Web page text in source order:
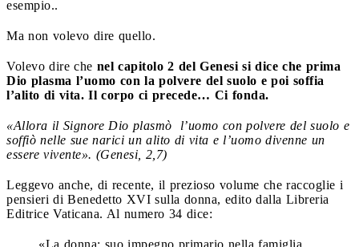
esempio..
Ma non volevo dire quello.
Volevo dire che nel capitolo 2 del Genesi si dice che prima
Dio plasma l’uomo con la polvere del suolo e poi soffia
l’alito di vita. Il corpo ci precede… Ci fonda.
«Allora il Signore Dio plasmò l’uomo con polvere del suolo e
soffiò nelle sue narici un alito di vita e l’uomo divenne un
essere vivente». (Genesi, 2,7)
Leggevo anche, di recente, il prezioso volume che raccoglie i
pensieri di Benedetto XVI sulla donna, edito dalla Libreria
Editrice Vaticana. Al numero 34 dice:
«La donna: suo impegno primario nella famiglia.